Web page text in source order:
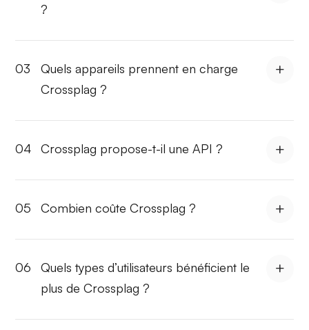
?
03
Quels appareils prennent en charge
Crossplag ?
04 Crossplag propose-t-il une API ?
05 Combien coûte Crossplag ?
06
Quels types d’utilisateurs bénéficient le
plus de Crossplag ?